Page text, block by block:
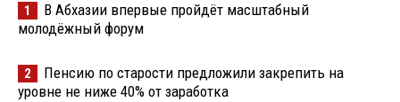
1
В Абхазии впервые пройдёт масштабный
молодёжный форум
2
Пенсию по старости предложили закрепить на
уровне не ниже 40% от заработка